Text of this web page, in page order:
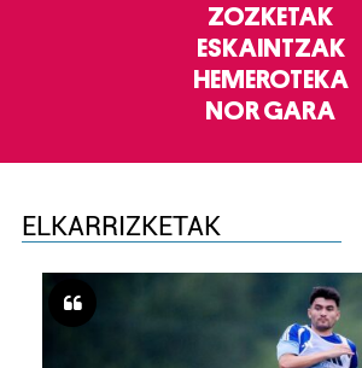
ZOZKETAK
ESKAINTZAK
HEMEROTEKA
NOR GARA
ELKARRIZKETAK